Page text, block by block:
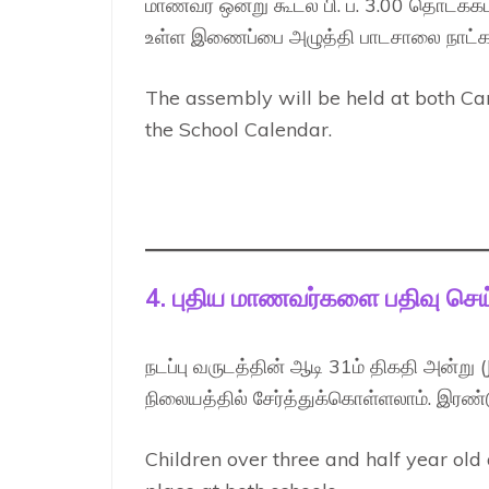
உள்ள இணைப்பை அழுத்தி பாடசாலை
The assembly will be held at both
the School Calendar.
4. புதிய மாணவர்களை பதிவு
நடப்பு வருடத்தின் ஆடி 31ம் திகதி
நிலையத்தில் சேர்த்துக்கொள்ளலாம்.
Children over three and half year